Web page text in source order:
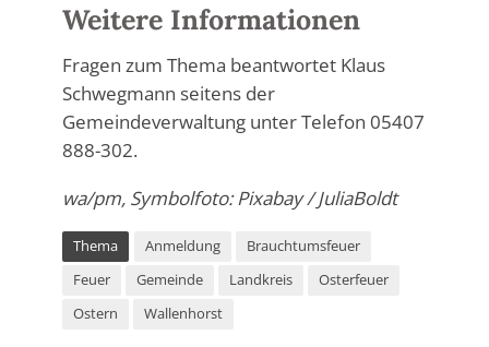
Weitere Informationen
Fragen zum Thema beantwortet Klaus
Schwegmann seitens der
Gemeindeverwaltung unter Telefon 05407
888-302.
wa/pm, Symbolfoto: Pixabay / JuliaBoldt
Thema Anmeldung
Brauchtumsfeuer
Feuer
Gemeinde Landkreis
Osterfeuer
Ostern
Wallenhorst